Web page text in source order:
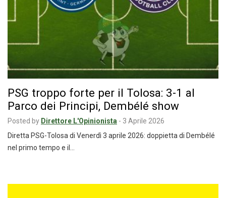
PSG troppo forte per il Tolosa: 3-1 al
Parco dei Principi, Dembélé show
Posted by Direttore L'Opinionista - 3 Aprile 2026
Diretta PSG-Tolosa di Venerdì 3 aprile 2026: doppietta di Dembélé
nel primo tempo e il…